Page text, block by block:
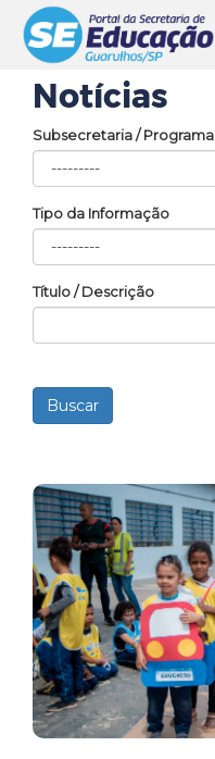
Notícias
Subsecretaria / Programa
Tipo da Informação
Título / Descrição